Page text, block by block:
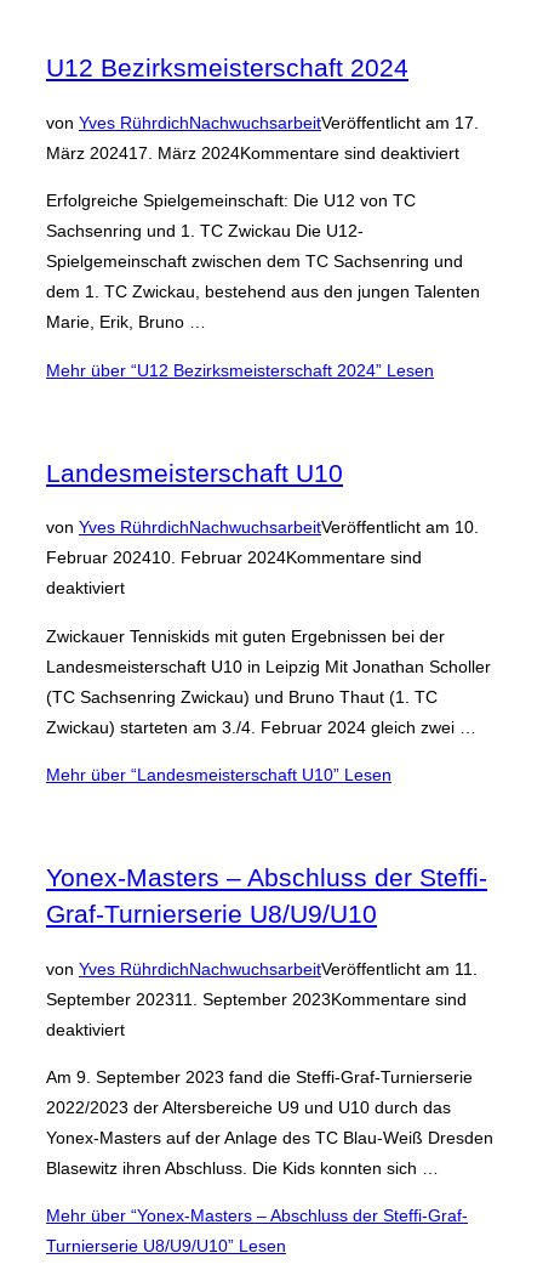
U12 Bezirksmeisterschaft 2024
von Yves RührdichNachwuchsarbeitVeröffentlicht am 17.
März 202417. März 2024Kommentare sind deaktiviert
Erfolgreiche Spielgemeinschaft: Die U12 von TC
Sachsenring und 1. TC Zwickau Die U12-
Spielgemeinschaft zwischen dem TC Sachsenring und
dem 1. TC Zwickau, bestehend aus den jungen Talenten
Marie, Erik, Bruno …
Mehr über “U12 Bezirksmeisterschaft 2024” Lesen
Landesmeisterschaft U10
von Yves RührdichNachwuchsarbeitVeröffentlicht am 10.
Februar 202410. Februar 2024Kommentare sind
deaktiviert
Zwickauer Tenniskids mit guten Ergebnissen bei der
Landesmeisterschaft U10 in Leipzig Mit Jonathan Scholler
(TC Sachsenring Zwickau) und Bruno Thaut (1. TC
Zwickau) starteten am 3./4. Februar 2024 gleich zwei …
Mehr über “Landesmeisterschaft U10” Lesen
Yonex-Masters – Abschluss der Steffi-
Graf-Turnierserie U8/U9/U10
von Yves RührdichNachwuchsarbeitVeröffentlicht am 11.
September 202311. September 2023Kommentare sind
deaktiviert
Am 9. September 2023 fand die Steffi-Graf-Turnierserie
2022/2023 der Altersbereiche U9 und U10 durch das
Yonex-Masters auf der Anlage des TC Blau-Weiß Dresden
Blasewitz ihren Abschluss. Die Kids konnten sich …
Mehr über “Yonex-Masters – Abschluss der Steffi-Graf-
Turnierserie U8/U9/U10” Lesen